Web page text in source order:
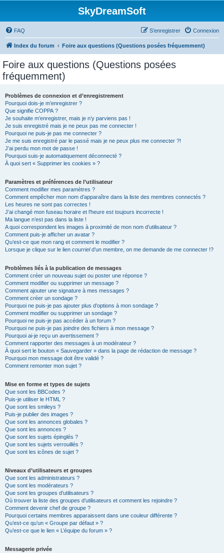
SkyDreamSoft
FAQ Connexion
S’enregistrer
Index du forum Foire aux questions (Questions posées fréquemment)
Foire aux questions (Questions posées
fréquemment)
Problèmes de connexion et d’enregistrement
Pourquoi dois-je m’enregistrer ?
Que signifie COPPA ?
Je souhaite m’enregistrer, mais je n’y parviens pas !
Je suis enregistré mais je ne peux pas me connecter !
Pourquoi ne puis-je pas me connecter ?
Je me suis enregistré par le passé mais je ne peux plus me connecter ?!
J’ai perdu mon mot de passe !
Pourquoi suis-je automatiquement déconnecté ?
À quoi sert « Supprimer les cookies » ?
Paramètres et préférences de l’utilisateur
Comment modifier mes paramètres ?
Comment empêcher mon nom d’apparaître dans la liste des membres connectés ?
Les heures ne sont pas correctes !
J’ai changé mon fuseau horaire et l’heure est toujours incorrecte !
Ma langue n’est pas dans la liste !
A quoi correspondent les images à proximité de mon nom d’utilisateur ?
Comment puis-je afficher un avatar ?
Qu’est-ce que mon rang et comment le modifier ?
Lorsque je clique sur le lien courrield’un membre, on me demande de me connecter !?
Problèmes liés à la publication de messages
Comment créer un nouveau sujet ou poster une réponse ?
Comment modifier ou supprimer un message ?
Comment ajouter une signature à mes messages ?
Comment créer un sondage ?
Pourquoi ne puis-je pas ajouter plus d’options à mon sondage ?
Comment modifier ou supprimer un sondage ?
Pourquoi ne puis-je pas accéder à un forum ?
Pourquoi ne puis-je pas joindre des fichiers à mon message ?
Pourquoi ai-je reçu un avertissement ?
Comment rapporter des messages à un modérateur ?
À quoi sert le bouton « Sauvegarder » dans la page de rédaction de message ?
Pourquoi mon message doit être validé ?
Comment remonter mon sujet ?
Mise en forme et types de sujets
Que sont les BBCodes ?
Puis-je utiliser le HTML ?
Que sont les smileys ?
Puis-je publier des images ?
Que sont les annonces globales ?
Que sont les annonces ?
Que sont les sujets épinglés ?
Que sont les sujets verrouillés ?
Que sont les icônes de sujet ?
Niveaux d’utilisateurs et groupes
Que sont les administrateurs ?
Que sont les modérateurs ?
Que sont les groupes d’utilisateurs ?
Où trouver la liste des groupes d’utilisateurs et comment les rejoindre ?
Comment devenir chef de groupe ?
Pourquoi certains membres apparaissent dans une couleur différente ?
Qu’est-ce qu’un « Groupe par défaut » ?
Qu’est-ce que le lien « L’équipe du forum » ?
Messagerie privée